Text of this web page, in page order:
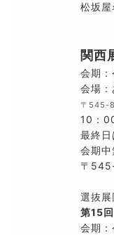
松坂
関西
会期
会場
〒545-
10：
最終
会期
〒
選抜
第15
会期